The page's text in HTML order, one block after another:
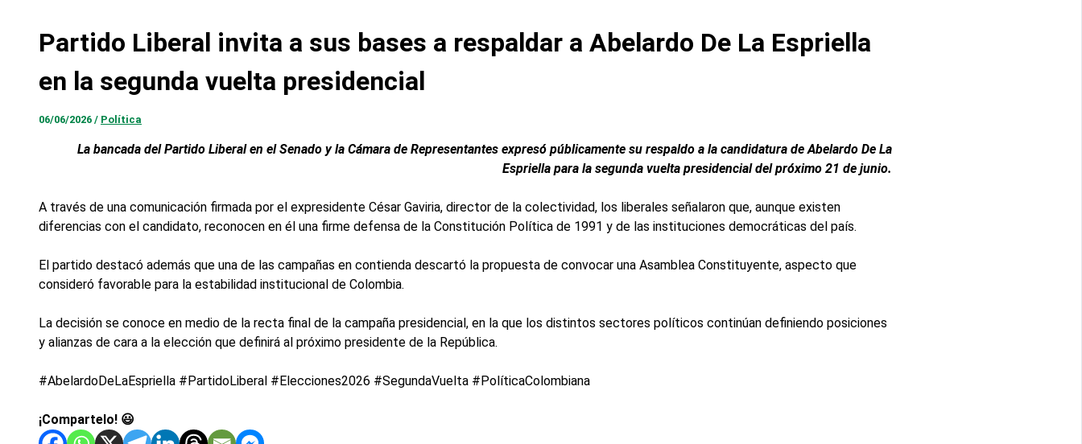
Partido Liberal invita a sus bases a respaldar a Abelardo De La Espriella
en la segunda vuelta presidencial
06/06/2026 / Política
La bancada del Partido Liberal en el Senado y la Cámara de Representantes expresó públicamente su respaldo a la candidatura de Abelardo De La
Espriella para la segunda vuelta presidencial del próximo 21 de junio.
A través de una comunicación firmada por el expresidente César Gaviria, director de la colectividad, los liberales señalaron que, aunque existen
diferencias con el candidato, reconocen en él una firme defensa de la Constitución Política de 1991 y de las instituciones democráticas del país.
El partido destacó además que una de las campañas en contienda descartó la propuesta de convocar una Asamblea Constituyente, aspecto que
consideró favorable para la estabilidad institucional de Colombia.
La decisión se conoce en medio de la recta final de la campaña presidencial, en la que los distintos sectores políticos continúan definiendo posiciones
y alianzas de cara a la elección que definirá al próximo presidente de la República.
#AbelardoDeLaEspriella #PartidoLiberal #Elecciones2026 #SegundaVuelta #PolíticaColombiana
¡Compartelo! 😃